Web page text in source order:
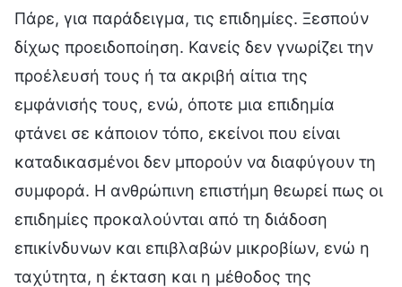
Πάρε, για παράδειγμα, τις επιδημίες. Ξεσπούν
δίχως προειδοποίηση. Κανείς δεν γνωρίζει την
προέλευσή τους ή τα ακριβή αίτια της
εμφάνισής τους, ενώ, όποτε μια επιδημία
φτάνει σε κάποιον τόπο, εκείνοι που είναι
καταδικασμένοι δεν μπορούν να διαφύγουν τη
συμφορά. Η ανθρώπινη επιστήμη θεωρεί πως οι
επιδημίες προκαλούνται από τη διάδοση
επικίνδυνων και επιβλαβών μικροβίων, ενώ η
ταχύτητα, η έκταση και η μέθοδος της